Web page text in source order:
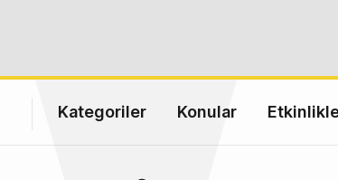
Kategoriler Konular